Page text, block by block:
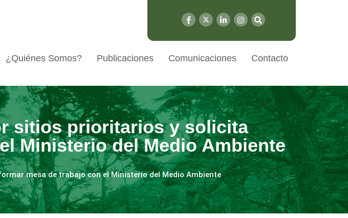
¿Quiénes Somos? Publicaciones Comunicaciones Contacto
sitios prioritarios y solicita
Ministerio del Medio Ambiente
mesa de trabajo con el Ministerio del Medio Ambiente